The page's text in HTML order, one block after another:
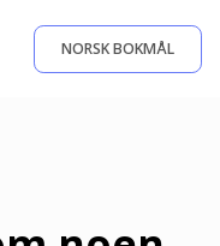
NORSK BOKMÅL